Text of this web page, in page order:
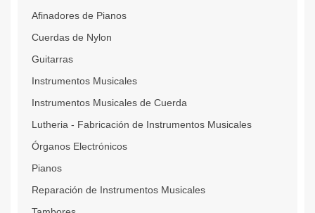
Afinadores de Pianos
Cuerdas de Nylon
Guitarras
Instrumentos Musicales
Instrumentos Musicales de Cuerda
Lutheria - Fabricación de Instrumentos Musicales
Órganos Electrónicos
Pianos
Reparación de Instrumentos Musicales